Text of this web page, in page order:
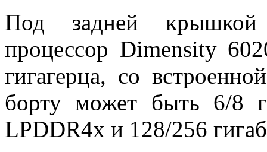
Под задней крышкой
процессор Dimensity
гигагерца, со
борту может быть 6/8
LPDDR4x и 128/256